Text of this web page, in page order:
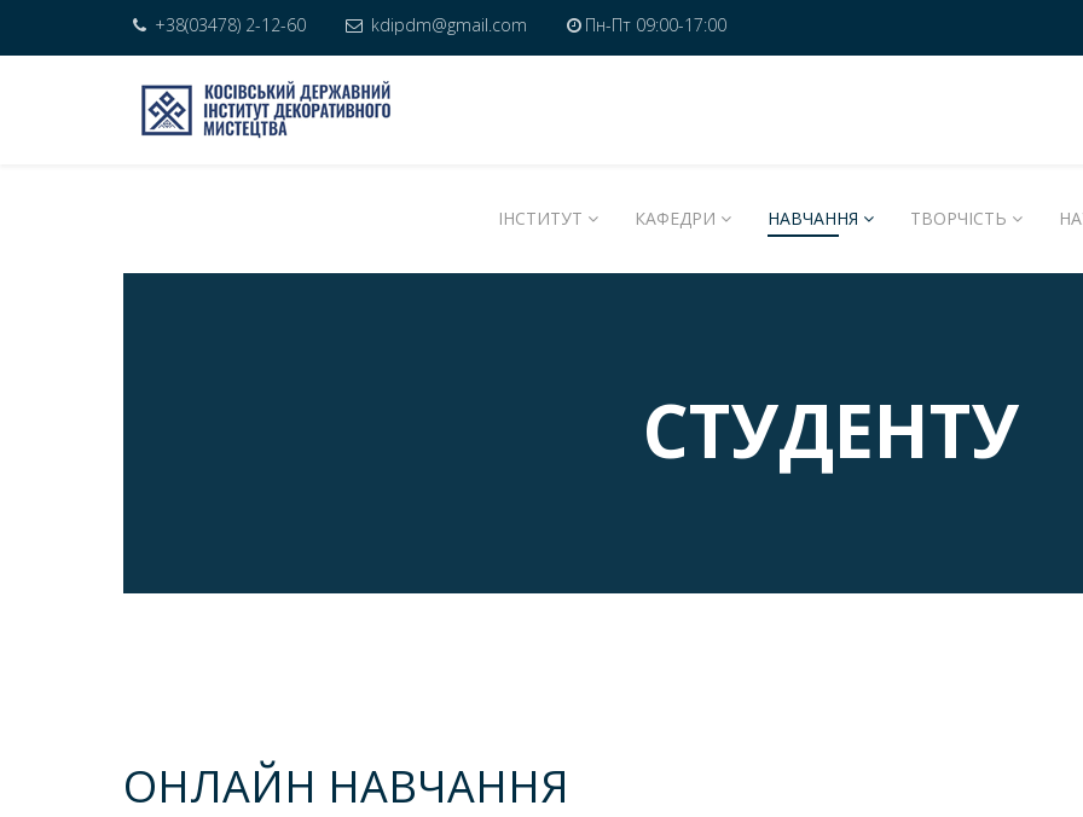
+38(03478) 2-12-60 kdipdm@gmail.com Пн-Пт 09:00-17:00
ІНСТИТУТ КАФЕДРИ НАВЧАННЯ ТВОРЧІСТЬ
СТУДЕНТУ
ОНЛАЙН НАВЧАННЯ